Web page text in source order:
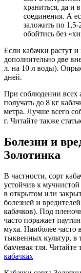
храниться, да и
соединения. А
заложить по
обойтись без
Если кабачки растут
дополнительно две
л. на 10 л воды).
дней.
При соблюдении всех
получать до 8 кг
метра. Лучше всего
г. Читайте также
Болезни и
Золотинка
В частности, сорт
устойчив к
в открытом или
болезней и
кабачков). Под
часто поражает
муха. Наиболее часто
тыквенных культур, в
бахчевая тля.
кабачках